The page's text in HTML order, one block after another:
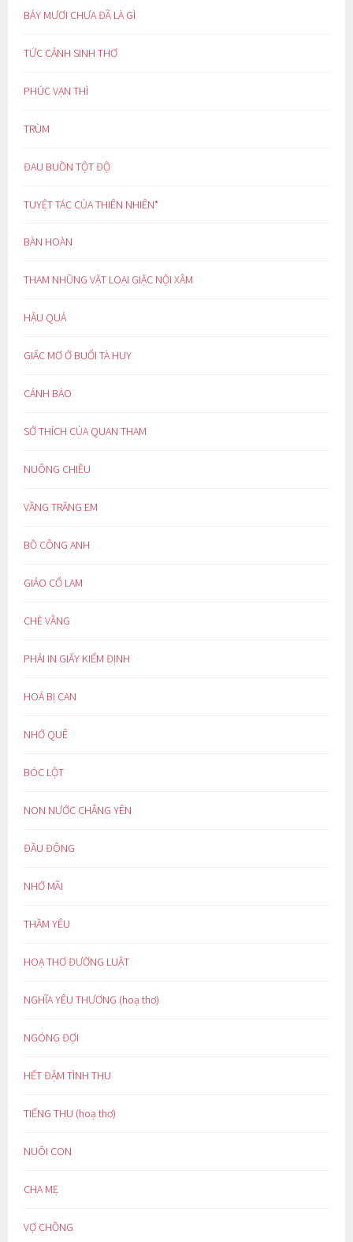
BẢY MƯƠI CHƯA ĐÃ LÀ GÌ
TỨC CẢNH SINH THƠ
PHÚC VẠN THÌ
TRÙM
ĐAU BUỒN TỘT ĐỘ
TUYỆT TÁC CỦA THIÊN NHIÊN*
BÀN HOÀN
THAM NHŨNG VẶT LOẠI GIẶC NỘI XÂM
HẬU QUẢ
GIẤC MƠ Ở BUỔI TÀ HUY
CẢNH BÁO
SỞ THÍCH CỦA QUAN THAM
NUÔNG CHIỀU
VẦNG TRĂNG EM
BỒ CÔNG ANH
GIẢO CỔ LAM
CHÈ VẰNG
PHẢI IN GIẤY KIỂM ĐỊNH
HOÁ BỊ CAN
NHỚ QUÊ
BÓC LỘT
NON NƯỚC CHẲNG YÊN
ĐẦU ĐÔNG
NHỚ MÃI
THẦM YÊU
HOẠ THƠ ĐƯỜNG LUẬT
NGHĨA YÊU THƯƠNG (hoạ thơ)
NGÓNG ĐỢI
HẾT ĐẬM TÌNH THU
TIẾNG THU (hoạ thơ)
NUÔI CON
CHA MẸ
VỢ CHỒNG